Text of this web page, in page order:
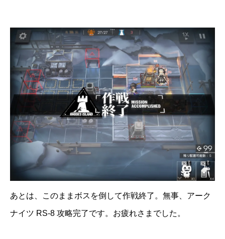
あとは、このままボスを倒して作戦終了。無事、アーク
ナイツ RS-8 攻略完了です。お疲れさまでした。